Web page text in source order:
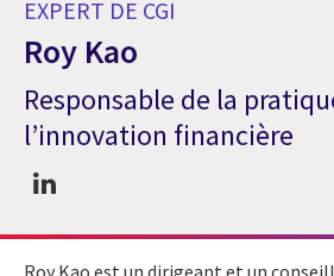
EXPERT DE CGI
Roy Kao
Expert de CGI Roy Kao
Responsable de la
l’innovation financière